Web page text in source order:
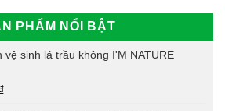
PHẨM NỔI BẬT
vệ sinh lá trầu không I'M NATURE